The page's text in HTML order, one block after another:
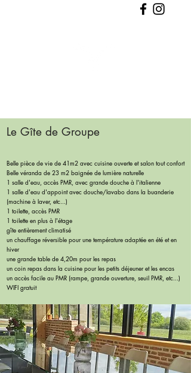
Le Gîte de Groupe
Belle pièce de vie de 41m2 avec cuisine ouverte et salon tout confort
Belle véranda de 23 m2 baignée de lumière naturelle
1 salle d'eau, accès PMR, avec grande douche à l'italienne
1 salle d'eau d'appoint avec douche/lavabo dans la buanderie
(machine à laver, etc...)
1 toilette, accès PMR
1 toilette en plus à l'étage
gîte entièrement climatisé
un chauffage réversible pour une température adaptée en été et en
hiver
une grande table de 4,20m pour les repas
un coin repas dans la cuisine pour les petits déjeuner et les encas
un accès facile au PMR (rampe, grande ouverture, seuil PMR, etc...)
WIFI gratuit